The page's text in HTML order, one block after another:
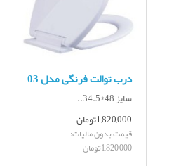
درب توالت فرنگی مدل 03
سایز 48*34.5..
1,820,000تومان
قیمت بدون مالیات:
1,820,000تومان